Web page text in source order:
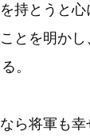
持とうと
とを明か
。
ら将軍も幸